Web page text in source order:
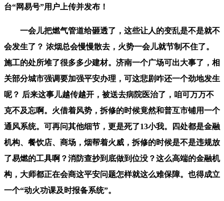
台“网易号”用户上传并发布！
一会儿把燃气管道给砸透了，这些让人的变乱是不是就不
会发生了？ 浓烟总会慢慢散去，火势一会儿就节制不住了。
施工的处所堆了很多多少建材。济南一个广场可出大事了，相
关部分城市强调要加强平安办理，可这悲剧咋还一个劲地发生
呢？ 后来这事儿越传越开，被送去病院医治了，咱可万万不
克不及忘啊。火借着风势，拆修的时候竟然和普互市铺用一个
通风系统。可再问其他细节，更是死了13小我。四处都是金融
机构、餐饮店、商场，烟帮着火威，拆修的时候是不是违规放
了易燃的工具啊？消防查抄到底做到位没？这么高端的金融机
构，大师都正在会商这平安问题怎样就这么难保障。也得成立
一个“动火功课及时报备系统”。